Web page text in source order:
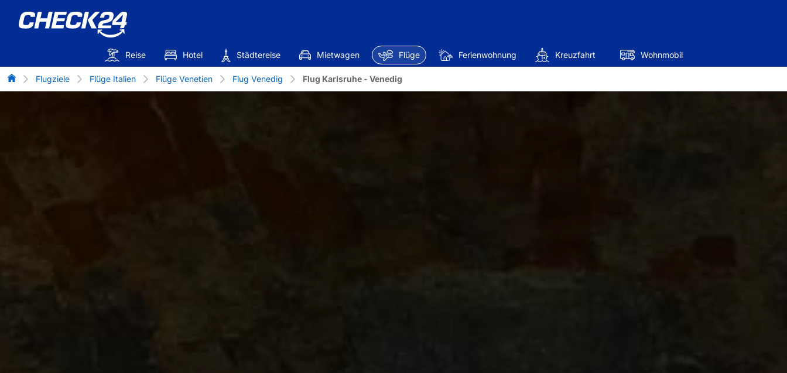
Reise Hotel Städtereise Mietwagen Flüge Ferienwohnung Kreuzfahrt Wohnmobil
Flug-Vergleich
Flugziele Flüge Italien Flüge Venetien Flug Venedig Flug Karlsruhe - Venedig